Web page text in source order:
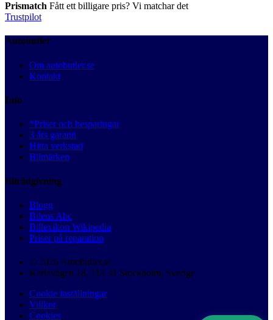
Prismatch Fått ett billigare pris? Vi matchar det
Trustpilot
Autobutler
Om autobutler.se
Kontakt
Info
*Priser och besparingar
3 års garanti
Hitta verkstad
Bilmärken
Bilrådgivning
Blogg
Bilens Abc
Billexikon Wikipedia
Priser på reparation
© 2026 Autobutler.se
Karlavägen 18, 114 31 Stockholm, Sverige
Cookie inställningar
Villkor
Cookies